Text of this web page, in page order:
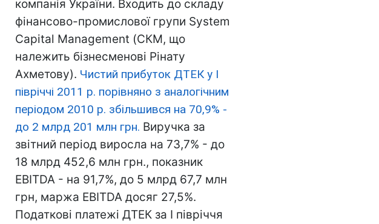
компанія України. Входить до складу
фінансово-промислової групи System
Capital Management (СКМ, що
належить бізнесменові Рінату
Ахметову). Чистий прибуток ДТЕК у І
півріччі 2011 р. порівняно з аналогічним
періодом 2010 р. збільшився на 70,9% -
до 2 млрд 201 млн грн. Виручка за
звітний період виросла на 73,7% - до
18 млрд 452,6 млн грн., показник
EBITDA - на 91,7%, до 5 млрд 67,7 млн
грн, маржа EBITDA досяг 27,5%.
Податкові платежі ДТЕК за І півріччя